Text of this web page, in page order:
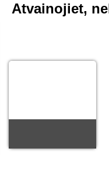
Atvainojiet,